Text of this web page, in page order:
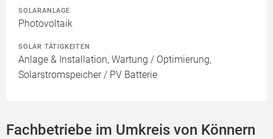
SOLARANLAGE
Photovoltaik
SOLAR TÄTIGKEITEN
Anlage & Installation, Wartung / Optimierung,
Solarstromspeicher / PV Batterie
Fachbetriebe im Umkreis von Könnern